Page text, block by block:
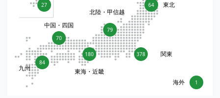
64 東北
378 関東
79
北陸・甲信越
180
東海・近畿
70
中国・四国
84
九州
27
1
海外